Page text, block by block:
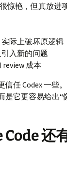
惊艳，但真放进
际上破坏原逻辑
入新的问题
成本
任 Codex 一些。
是它更容易给出“
Code 还